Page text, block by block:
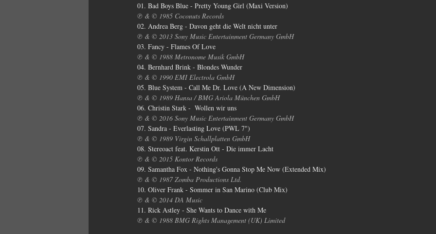
01. Bad Boys Blue - Pretty Young Girl (Maxi Version)
℗ & © 1985 Coconuts Records
02. Andrea Berg - Davon geht die Welt nicht unter
℗ & © 2013 Sony Music Entertainment Germany GmbH
03. Fancy - Flames Of Love
℗ & © 1988 Metronome Musik GmbH
04. Bernhard Brink - Blondes Wunder
℗ & © 1990 EMI Electrola GmbH
05. Blue System - Call Me Dr. Love (A New Dimension)
℗ & © 1989 Hansa / BMG Ariola München GmbH
06. Christin Stark -  Wollen wir uns
℗ & © 2016 Sony Music Entertainment Germany GmbH
07. Sandra - Everlasting Love (PWL 7")
℗ & © 1989 Virgin Schallplatten GmbH
08. Stereoact feat. Kerstin Ott - Die immer Lacht
℗ & © 2015 Kontor Records
09. Samantha Fox - Nothing's Gonna Stop Me Now (Extended Mix)
℗ & © 1987 Zomba Productions Ltd.
10. Oliver Frank - Sommer in San Marino (Club Mix)
℗ & © 2014 DA Music
11. Rick Astley - She Wants to Dance with Me
℗ & © 1988 BMG Rights Management (UK) Limited